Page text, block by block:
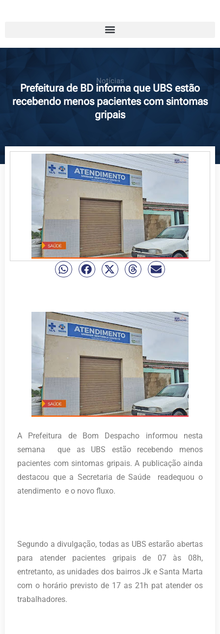
Notícias
Prefeitura de BD informa que UBS estão
recebendo menos pacientes com sintomas
gripais
A Prefeitura de Bom Despacho informou nesta
semana que as UBS estão recebendo menos
pacientes com sintomas gripais. A publicação ainda
destacou que a Secretaria de Saúde readequou o
atendimento e o novo fluxo.
Segundo a divulgação, todas as UBS estarão abertas
para atender pacientes gripais de 07 às 08h,
entretanto, as unidades dos bairros Jk e Santa Marta
com o horário previsto de 17 as 21h pat atender os
trabalhadores.